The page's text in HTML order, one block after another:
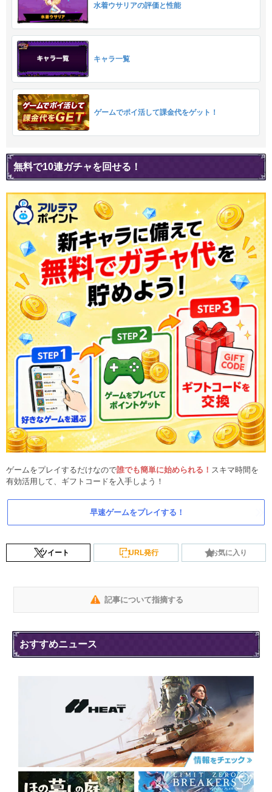
水着ウサリアの評価と性能
キャラ一覧
ゲームでポイ活して課金代をゲット！
無料で10連ガチャを回せる！
ゲームをプレイするだけなので誰でも簡単に始められる！ スキマ時間を
有効活用して、ギフトコードを入手しよう！
早速ゲームをプレイする！
ツイート URL発行 お気に入り
記事について指摘する
おすすめニュース